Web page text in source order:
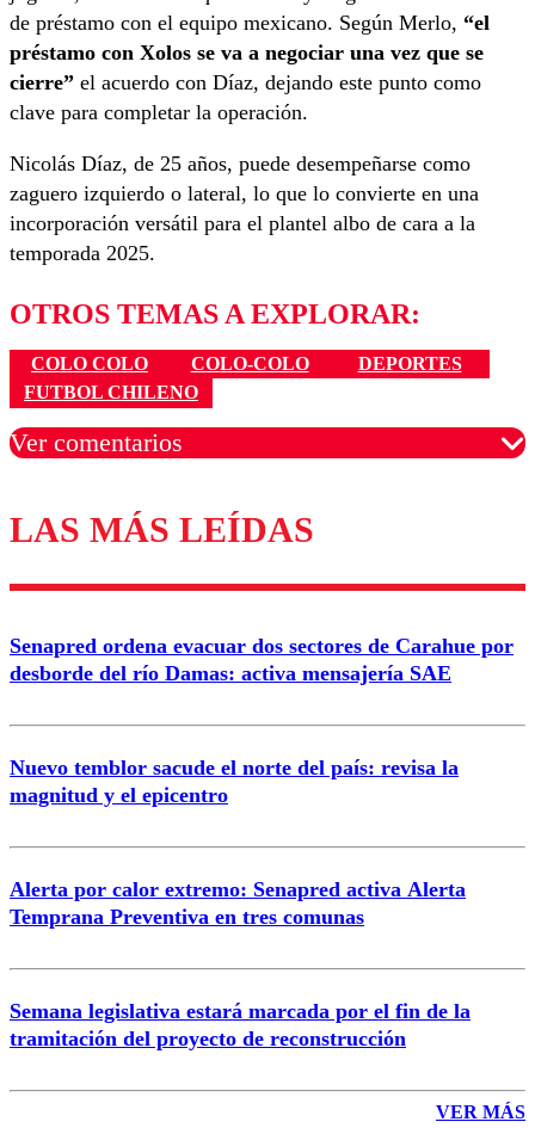
de préstamo con el equipo mexicano. Según Merlo, “el
préstamo con Xolos se va a negociar una vez que se
cierre” el acuerdo con Díaz, dejando este punto como
clave para completar la operación.
Nicolás Díaz, de 25 años, puede desempeñarse como
zaguero izquierdo o lateral, lo que lo convierte en una
incorporación versátil para el plantel albo de cara a la
temporada 2025.
OTROS TEMAS A EXPLORAR:
COLO COLO COLO-COLO
DEPORTES
FUTBOL CHILENO
Ver comentarios
Los comentarios son moderados para garantizar un
diálogo respetuoso.
Nombre
Correo
LAS MÁS LEÍDAS
Senapred ordena evacuar dos sectores de Carahue por
desborde del río Damas: activa mensajería SAE
Nuevo temblor sacude el norte del país: revisa la
magnitud y el epicentro
Alerta por calor extremo: Senapred activa Alerta
Temprana Preventiva en tres comunas
Semana legislativa estará marcada por el fin de la
tramitación del proyecto de reconstrucción
VER MÁS